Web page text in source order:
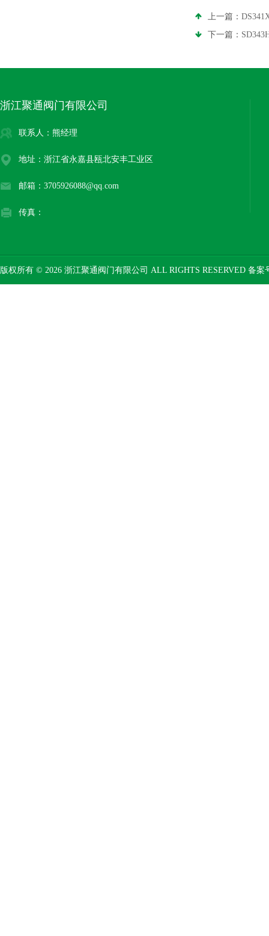
上一篇：
下一篇：
浙江聚通阀门有限公司
联系人：熊经理
地址：浙江省永嘉县瓯北安丰工业区
邮箱：3705926088@qq.com
传真：
版权所有 © 2026 浙江聚通阀门有限公司 ALL RIGHTS RESERVED 备案